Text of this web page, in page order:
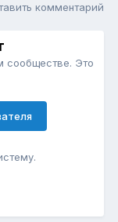
комментарий
сообществе. Это